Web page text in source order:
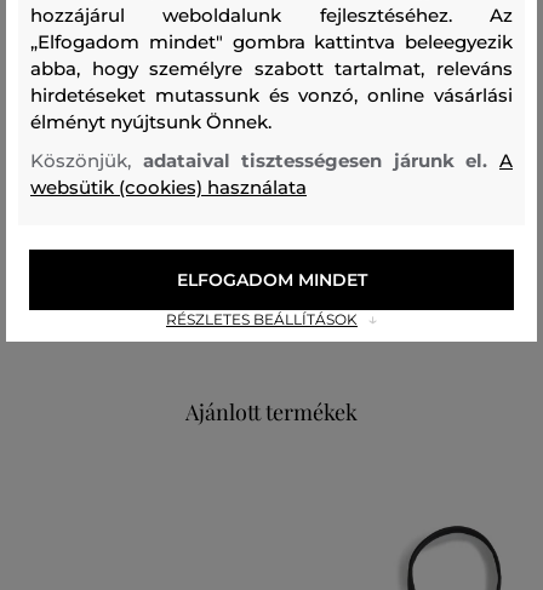
téli öltözékét.
Szezon: FW24
Termék kódja
0178FRUF0668-624-WC-100-0
Összetétel
KASMÍR
Ajánlott termékek
hozzájárul weboldalunk fejlesztéséhez. Az
„Elfogadom mindet" gombra kattintva beleegyezik
abba, hogy személyre szabott tartalmat, releváns
hirdetéseket mutassunk és vonzó, online vásárlási
élményt nyújtsunk Önnek.
Köszönjük, adataival tisztességesen járunk el.A
websütik (cookies) használata
RÉSZLETES BEÁLLÍTÁSOK
ELFOGADOM MINDET